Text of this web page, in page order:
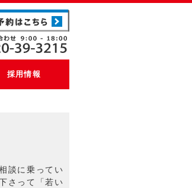
採用情報
談に乗ってい
さって「若い